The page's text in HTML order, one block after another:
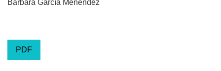
Bárbara García Menéndez
PDF